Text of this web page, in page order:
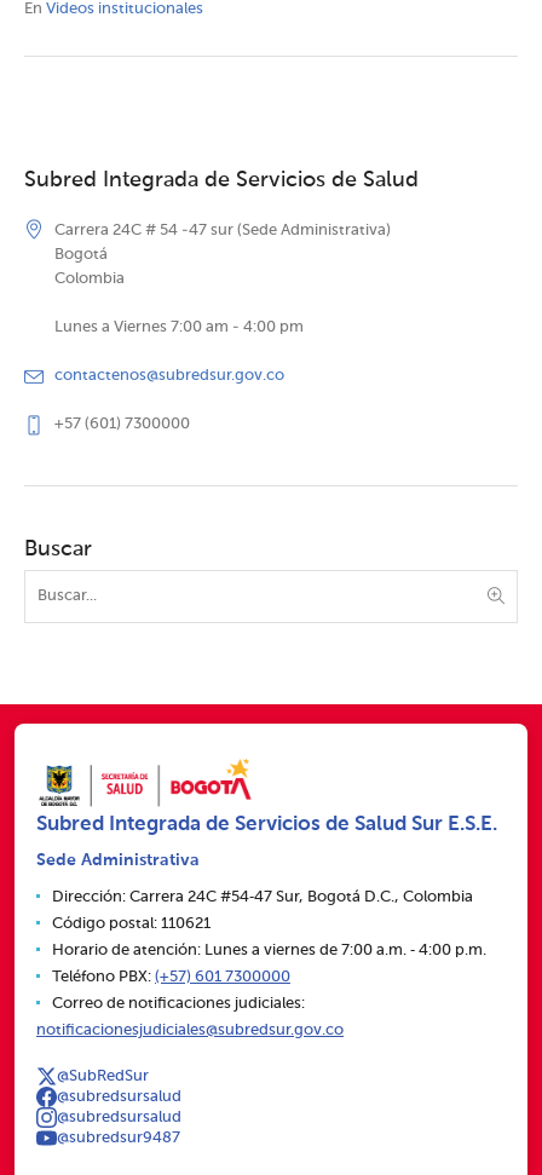
En Videos institucionales
Subred Integrada de Servicios de Salud
Carrera 24C # 54 -47 sur (Sede Administrativa)
Bogotá
Colombia
Lunes a Viernes 7:00 am - 4:00 pm
contactenos@subredsur.gov.co
+57 (601) 7300000
Buscar
Subred Integrada de Servicios de Salud Sur E.S.E.
Sede Administrativa
Dirección: Carrera 24C #54‑47 Sur, Bogotá D.C., Colombia
Código postal: 110621
Horario de atención: Lunes a viernes de 7:00 a.m. ‑ 4:00 p.m.
Teléfono PBX: (+57) 601 7300000
Correo de notificaciones judiciales:
notificacionesjudiciales@subredsur.gov.co
@SubRedSur
@subredsursalud
@subredsursalud
@subredsur9487